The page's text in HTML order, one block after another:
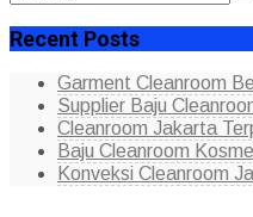
Recent Posts
Garment Cleanroom
Supplier Baju
Cleanroom Jakarta
Baju Cleanroom
Konveksi Cleanroom